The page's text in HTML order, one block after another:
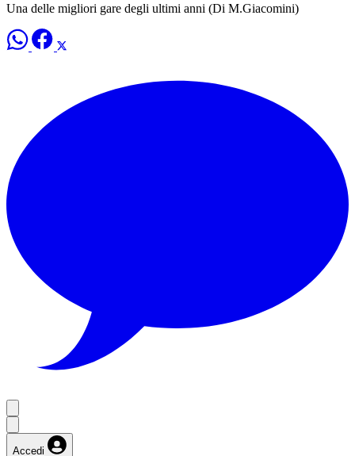
Una delle migliori gare degli ultimi anni (Di M.Giacomini)
Accedi